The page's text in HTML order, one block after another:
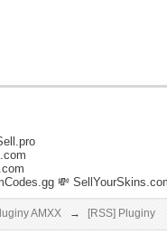
💸
AMXX → [RSS] Pluginy